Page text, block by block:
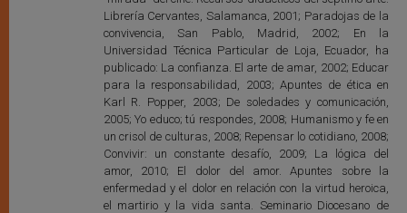
Librería Cervantes, Salamanca, 2001; Paradojas de la
convivencia, San Pablo, Madrid, 2002; En la
Universidad Técnica Particular de Loja, Ecuador, ha
publicado: La confianza. El arte de amar, 2002; Educar
para la responsabilidad, 2003; Apuntes de ética en
Karl R. Popper, 2003; De soledades y comunicación,
2005; Yo educo; tú respondes, 2008; Humanismo y fe en
un crisol de culturas, 2008; Repensar lo cotidiano, 2008;
Convivir: un constante desafío, 2009; La lógica del
amor, 2010; El dolor del amor. Apuntes sobre la
enfermedad y el dolor en relación con la virtud heroica,
el martirio y la vida santa. Seminario Diocesano de